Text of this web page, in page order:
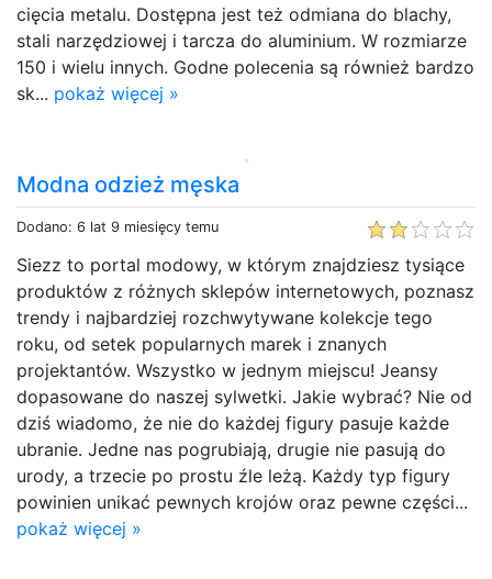
cięcia metalu. Dostępna jest też odmiana do blachy,
stali narzędziowej i tarcza do aluminium. W rozmiarze
150 i wielu innych. Godne polecenia są również bardzo
sk... pokaż więcej »
Modna odzież męska
Dodano: 6 lat 9 miesięcy temu
Siezz to portal modowy, w którym znajdziesz tysiące
produktów z różnych sklepów internetowych, poznasz
trendy i najbardziej rozchwytywane kolekcje tego
roku, od setek popularnych marek i znanych
projektantów. Wszystko w jednym miejscu! Jeansy
dopasowane do naszej sylwetki. Jakie wybrać? Nie od
dziś wiadomo, że nie do każdej figury pasuje każde
ubranie. Jedne nas pogrubiają, drugie nie pasują do
urody, a trzecie po prostu źle leżą. Każdy typ figury
powinien unikać pewnych krojów oraz pewne części...
pokaż więcej »